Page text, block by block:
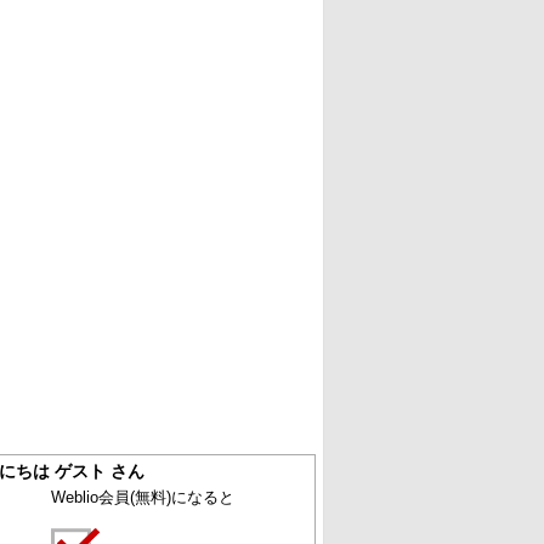
ちは ゲスト さん
Weblio会員(無料)になると